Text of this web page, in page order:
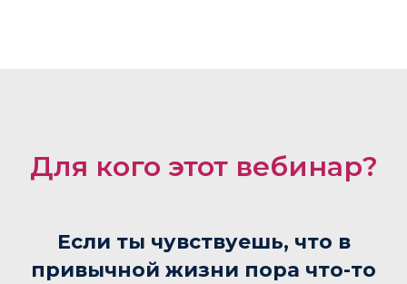
Для кого этот вебинар?
Если ты чувствуешь, что в
привычной жизни пора что-то